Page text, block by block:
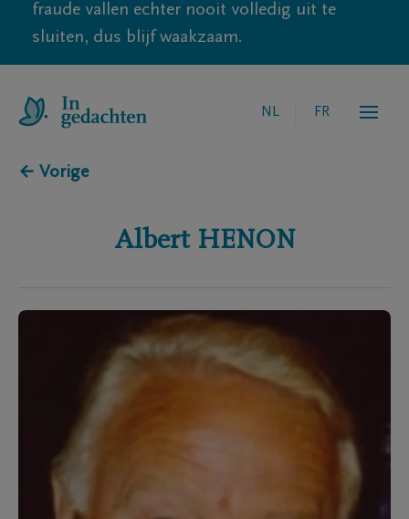
fraude vallen echter nooit volledig uit te
sluiten, dus blijf waakzaam.
NL FR
← Vorige
Albert HENON